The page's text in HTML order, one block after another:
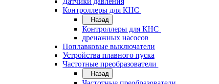
Контроллеры для КНС
Назад
Контроллеры для КНС
дренажных насосов
Поплавковые выключатели
Устройства плавного пуска
Частотные преобразователи
Назад